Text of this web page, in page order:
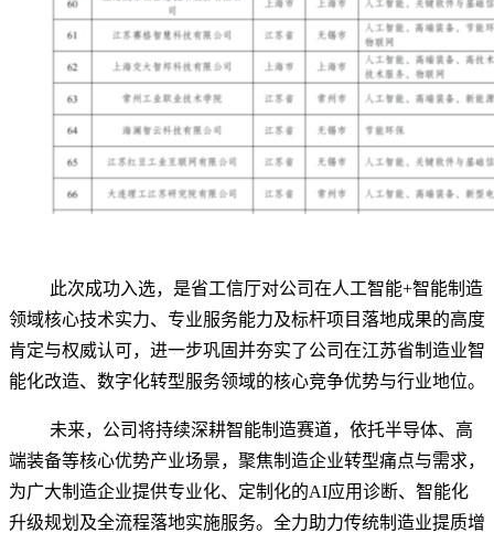
此次成功入选，是省工信厅对公司在人工智能+智能制造
领域核心技术实力、专业服务能力及标杆项目落地成果的高度
肯定与权威认可，进一步巩固并夯实了公司在江苏省制造业智
能化改造、数字化转型服务领域的核心竞争优势与行业地位。
未来，公司将持续深耕智能制造赛道，依托半导体、高
端装备等核心优势产业场景，聚焦制造企业转型痛点与需求，
为广大制造企业提供专业化、定制化的AI应用诊断、智能化
升级规划及全流程落地实施服务。全力助力传统制造业提质增